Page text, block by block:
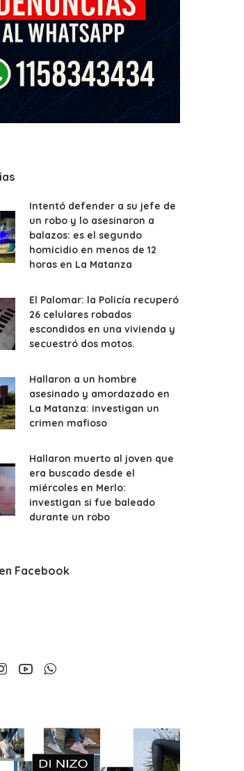
Intentó defender a su jefe de
un robo y lo asesinaron a
balazos: es el segundo
homicidio en menos de 12
horas en La Matanza
El Palomar: la Policía recuperó
26 celulares robados
escondidos en una vivienda y
secuestró dos motos.
Hallaron a un hombre
asesinado y amordazado en
La Matanza: investigan un
crimen mafioso
Hallaron muerto al joven que
era buscado desde el
miércoles en Merlo:
investigan si fue baleado
durante un robo
Facebook